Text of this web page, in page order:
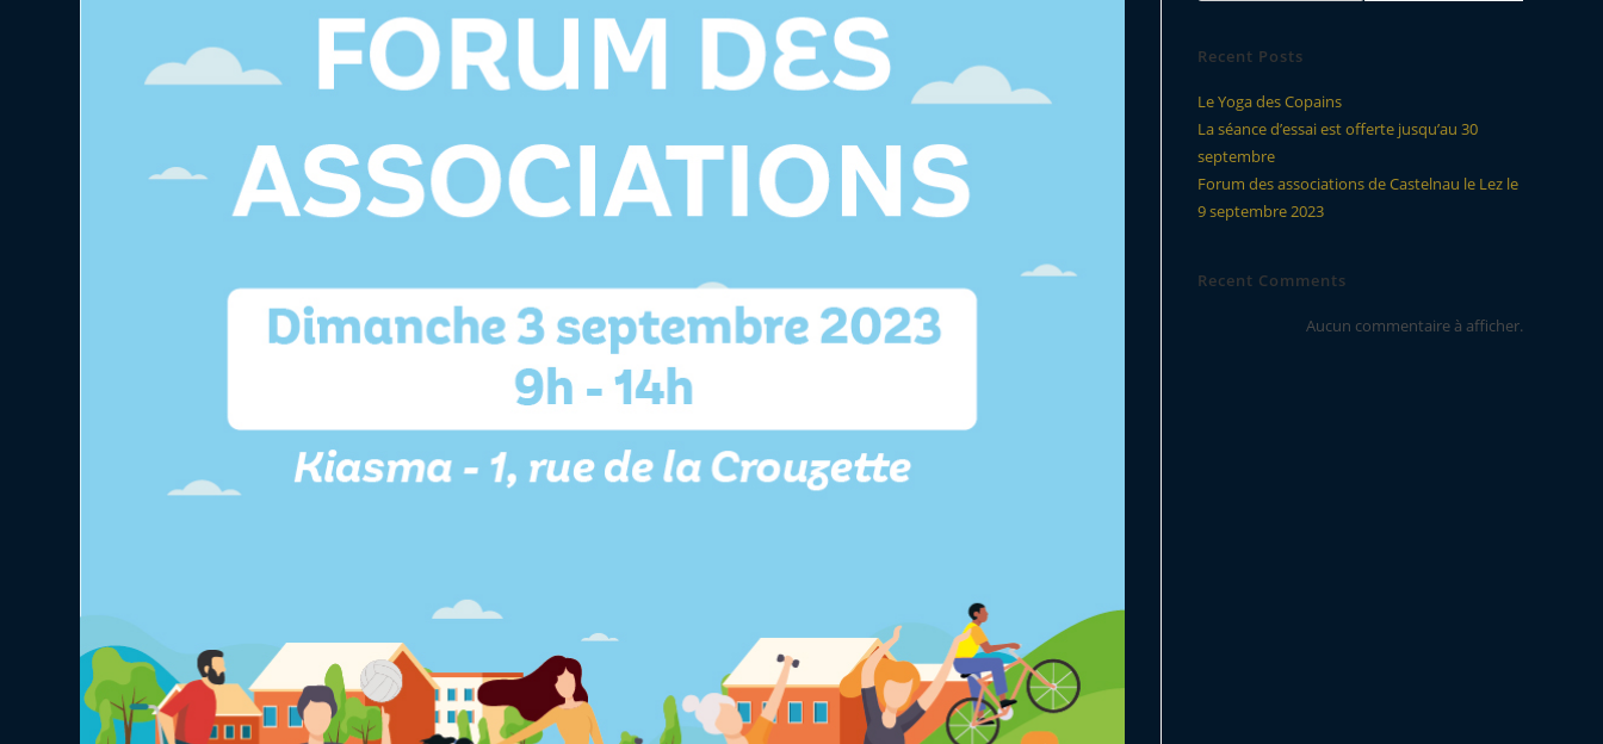
Recent Posts
Le Yoga des Copains
La séance d’essai est offerte jusqu’au 30
septembre
Forum des associations de Castelnau le Lez le
9 septembre 2023
Recent Comments
Aucun commentaire à afficher.